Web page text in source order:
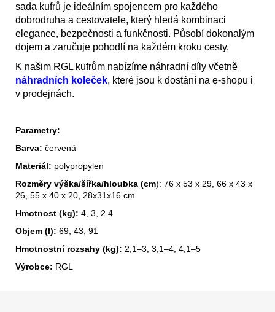
sada kufrů je ideálním spojencem pro každého
dobrodruha a cestovatele, který hledá kombinaci
elegance, bezpečnosti a funkčnosti. Působí dokonalým
dojem a zaručuje pohodlí na každém kroku cesty.
K našim RGL kufrům nabízíme náhradní díly včetně
náhradních koleček, které jsou k dostání na e-shopu i
v prodejnách.
Parametry:
Barva: červená
Materiál: polypropylen
Rozměry výška/šířka/hloubka (cm): 76 x 53 x 29, 66 x 43 x
26, 55 x 40 x 20, 28x31x16 cm
Hmotnost (kg): 4, 3, 2.4
Objem (l): 69, 43, 91
Hmotnostní rozsahy (kg): 2,1–3, 3,1–4, 4,1–5
Výrobce: RGL
Z